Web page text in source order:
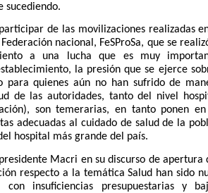
sucediendo.
participar de las movilizaciones realizadas
nacional, FeSProSa, que se
a una lucha que es muy
la presión que se ejerce
para quienes aún no han sufrido de
de las autoridades, tanto del nivel
son temerarias, en tanto ponen
adecuadas al cuidado de salud de la
hospital más grande del país.
Macri en su discurso de apertura
respecto a la temática Salud han sido
con insuficiencias presupuestarias y